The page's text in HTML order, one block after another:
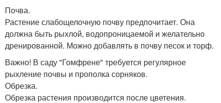
Почва.
Растение слабощелочную почву предпочитает. Она
должна быть рыхлой, водопроницаемой и желательно
дренированной. Можно добавлять в почву песок и торф.
Важно! В саду "Гомфрене" требуется регулярное
рыхление почвы и прополка сорняков.
Обрезка.
Обрезка растения производится после цветения.